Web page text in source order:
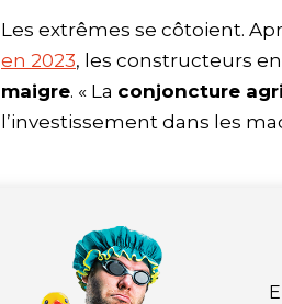
Les extrêmes se côtoient.
en 2023, les constructeurs
maigre. « La conjoncture
l’investissement dans les